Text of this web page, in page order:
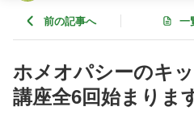
前の記事へ 一
ホメオパシーのキ
講座全6回始まりま